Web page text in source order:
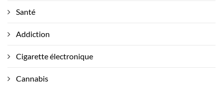
Santé
Addiction
Cigarette électronique
Cannabis